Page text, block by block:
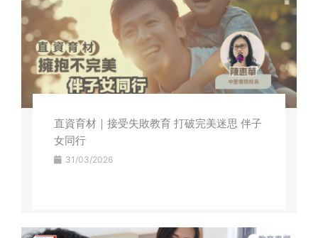
直資育材｜接受失敗教育 打破完美迷思 伴子
女同行
31/03/2026